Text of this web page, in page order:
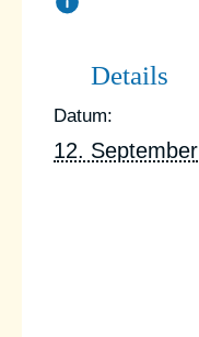
Details
Datum:
12. September